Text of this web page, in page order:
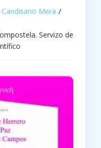
Mera
Servizo de